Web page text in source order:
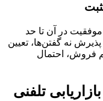
در آن تا حد
نه گفتن‌ها، تعیین
فروش، احتمال
تلفنی